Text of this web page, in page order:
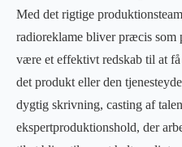
Med det rigtige
radioreklame bliver præcis som
være et effektivt redskab til at
det produkt eller den
dygtig skrivning, casting af
ekspertproduktionshold, der